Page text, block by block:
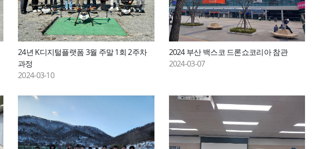
24년 K디지털플랫폼 3월 주말 1회 2주차
과정
2024-03-10
2024 부산 백스코 드론쇼코리아 참관
2024-03-07